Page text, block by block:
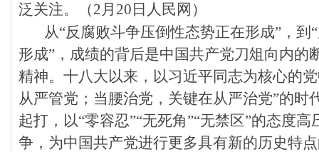
泛关注。（2月20日人民网）
从“反腐败斗争压倒性态势正在形成”，
形成”，成绩的背后是中国共产党刀俎向内的
精神。十八大以来，以习近平同志为核心的
从严管党；当腰治党，关键在从严治党”的时
起打，以“零容忍”“无死角”“无禁区”的态度
争，为中国共产党进行更多具有新的历史特